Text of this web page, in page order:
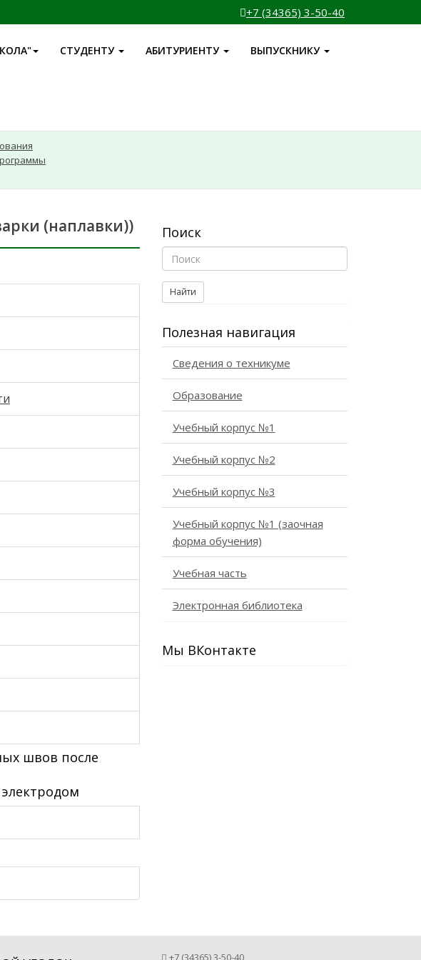
+7 (34365) 3-50-40
СТУДЕНТУ АБИТУРИЕНТУ ВЫПУСКНИКУ
(наплавки))
швов после
Поиск
Найти
Полезная навигация
Сведения о техникуме
Образование
Учебный корпус №1
Учебный корпус №2
Учебный корпус №3
Учебный корпус №1 (заочная
форма обучения)
Учебная часть
Электронная библиотека
Мы ВКонтакте
+7 (34365) 3-50-40